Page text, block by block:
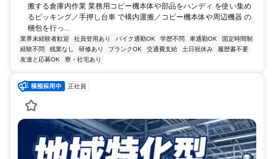
搬する倉庫内作業 業務用コピー機本体や部品をハンディ を使い集め
るピッキング／手押し台車 で構内運搬／コピー機本体や周辺機器 の
梱包を行っ...
業界未経験者歓迎 社員登用あり バイク通勤OK 学歴不問 車通勤OK
固定時間制
経験不問
残業なし 研修あり ブランクOK 交通費支給 土日祝休み
履歴書不要
友達と応募OK
寮・社宅あり
正社員